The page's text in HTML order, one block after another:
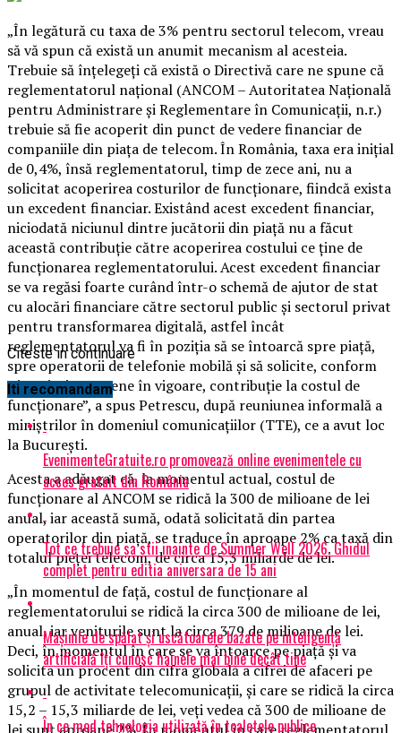
„În legătură cu taxa de 3% pentru sectorul telecom, vreau
să vă spun că există un anumit mecanism al acesteia.
Trebuie să înţelegeţi că există o Directivă care ne spune că
reglementatorul naţional (ANCOM – Autoritatea Naţională
pentru Administrare şi Reglementare în Comunicaţii, n.r.)
trebuie să fie acoperit din punct de vedere financiar de
companiile din piaţa de telecom. În România, taxa era iniţial
de 0,4%, însă reglementatorul, timp de zece ani, nu a
solicitat acoperirea costurilor de funcţionare, fiindcă exista
un excedent financiar. Existând acest excedent financiar,
niciodată niciunul dintre jucătorii din piaţă nu a făcut
această contribuţie către acoperirea costului ce ţine de
funcţionarea reglementatorului. Acest excedent financiar
se va regăsi foarte curând într-o schemă de ajutor de stat
cu alocări financiare către sectorul public şi sectorul privat
pentru transformarea digitală, astfel încât
reglementatorul va fi în poziţia să se întoarcă spre piaţă,
spre operatorii de telefonie mobilă şi să solicite, conform
Directivei europene în vigoare, contribuţie la costul de
funcţionare”, a spus Petrescu, după reuniunea informală a
miniştrilor în domeniul comunicaţiilor (TTE), ce a avut loc
la Bucureşti.
Acesta a adăugat că, la momentul actual, costul de
funcţionare al ANCOM se ridică la 300 de milioane de lei
anual, iar această sumă, odată solicitată din partea
operatorilor din piaţă, se traduce în aproape 2% ca taxă din
totalul pieţei telecom, de circa 15,3 miliarde de lei.
„În momentul de faţă, costul de funcţionare al
reglementatorului se ridică la circa 300 de milioane de lei,
anual, iar veniturile sunt la circa 379 de milioane de lei.
Deci, în momentul în care se va întoarce pe piaţă şi va
solicita un procent din cifra globală a cifrei de afaceri pe
grupul de activitate telecomunicaţii, şi care se ridică la circa
15,2 – 15,3 miliarde de lei, veţi vedea că 300 de milioane de
Citeste in continuare
Iti recomandam
EvenimenteGratuite.ro promovează online evenimentele cu
acces gratuit din România
Tot ce trebuie sa stii inainte de Summer Well 2026. Ghidul
complet pentru editia aniversara de 15 ani
Mașinile de spălat și uscătoarele bazate pe inteligență
artificială îți cunosc hainele mai bine decât tine
În ce mod tehnologia utilizată în toaletele publice